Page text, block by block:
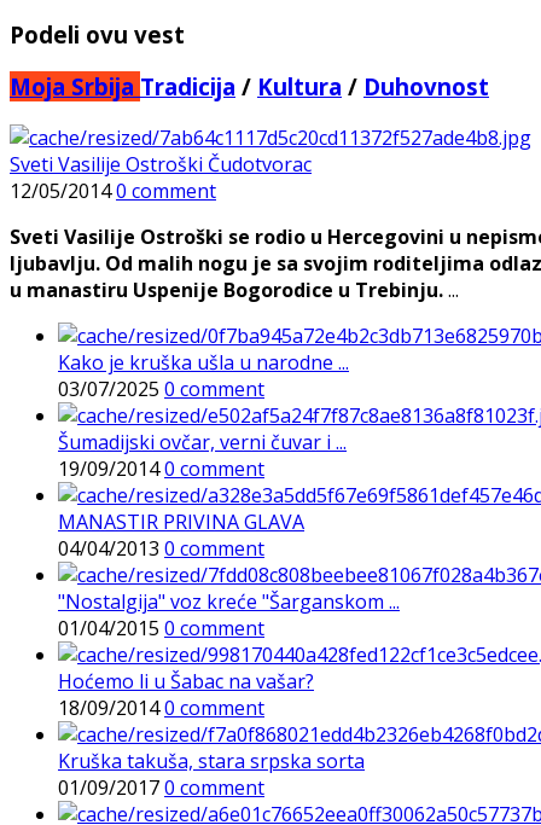
Podeli ovu vest
Moja Srbija Tradicija / Kultura / Duhovnost
Sveti Vasilije Ostroški Čudotvorac
12/05/20140 comment
Sveti Vasilije Ostroški se rodio u Hercegovini u
ljubavlju. Od malih nogu je sa svojim roditeljima
u manastiru Uspenije Bogorodice u Trebinju....
Kako je kruška ušla u narodne ...
03/07/2025 0 comment
Šumadijski ovčar, verni čuvar i ...
19/09/20140 comment
MANASTIR PRIVINA GLAVA
04/04/2013 0 comment
"Nostalgija" voz kreće "Šarganskom ...
01/04/2015 0 comment
Hoćemo li u Šabac na vašar?
18/09/20140 comment
Kruška takuša, stara srpska sorta
01/09/20170 comment